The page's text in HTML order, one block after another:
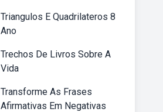
Triangulos E Quadrilateros 8
Ano
Trechos De Livros Sobre A
Vida
Transforme As Frases
Afirmativas Em Negativas